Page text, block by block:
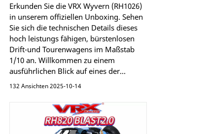
Erkunden Sie die VRX Wyvern (RH1026)
in unserem offiziellen Unboxing. Sehen
Sie sich die technischen Details dieses
hoch leistungs fähigen, bürstenlosen
Drift-und Tourenwagens im Maßstab
1/10 an. Willkommen zu einem
ausführlichen Blick auf eines der...
132 Ansichten 2025-10-14